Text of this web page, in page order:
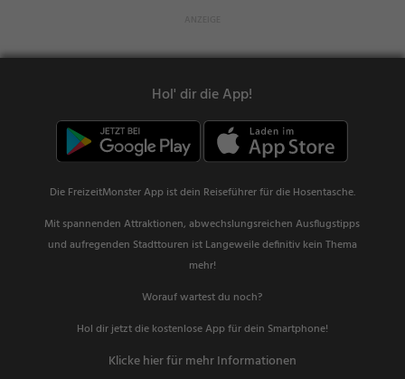
Hol' dir die App!
Die FreizeitMonster App ist dein Reiseführer für die Hosentasche.
Mit spannenden Attraktionen, abwechslungsreichen Ausflugstipps
und aufregenden Stadttouren ist Langeweile definitiv kein Thema
mehr!
Worauf wartest du noch?
Hol dir jetzt die kostenlose App für dein Smartphone!
Klicke hier für mehr Informationen